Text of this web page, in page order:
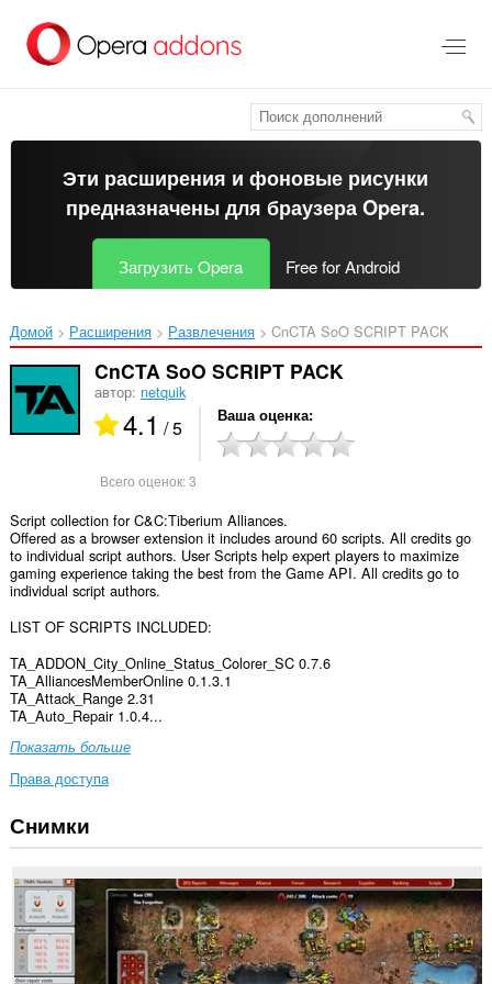
перейти
Эти расширения и фоновые рисунки
предназначены длябраузера Opera.
Загрузить Opera Free for Android
Домой Расширения Развлечения CnCTA SoO SCRIPT PACK‎
CnCTA SoO SCRIPT PACK
автор: netquik
4.1 / 5 Ваша оценка
Всего оценок:3
Script collection for C&C:Tiberium Alliances.
Offered as a browser extension it includes around 60 scripts. All credits go
to individual script authors. User Scripts help expert players to maximize
gaming experience taking the best from the Game API. All credits go to
individual script authors.
LIST OF SCRIPTS INCLUDED:
TA_ADDON_City_Online_Status_Colorer_SC 0.7.6
TA_AlliancesMemberOnline 0.1.3.1
TA_Attack_Range 2.31
TA_Auto_Repair 1.0.4...
Показать больше
Права доступа
У
этого
есть
доступ
вашим
данным
на
Снимки